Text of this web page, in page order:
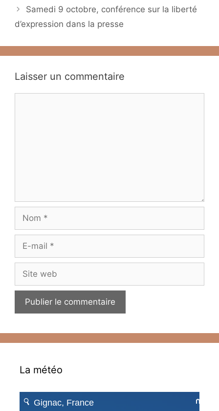
Samedi 9 octobre, conférence sur la liberté
d’expression dans la presse
Laisser un commentaire
mail
web
La météo